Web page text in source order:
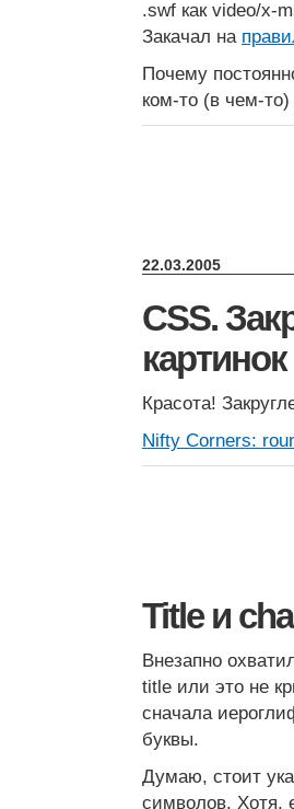
.swf как video/x-
Закачал на
Почему
ком-то (в чем-
22.03.2005
CSS.
картинок
Красота!
Nifty Corners:
Title и
Внезапно
title или это не
сначала
буквы.
Думаю, стоит
символов. Хотя,